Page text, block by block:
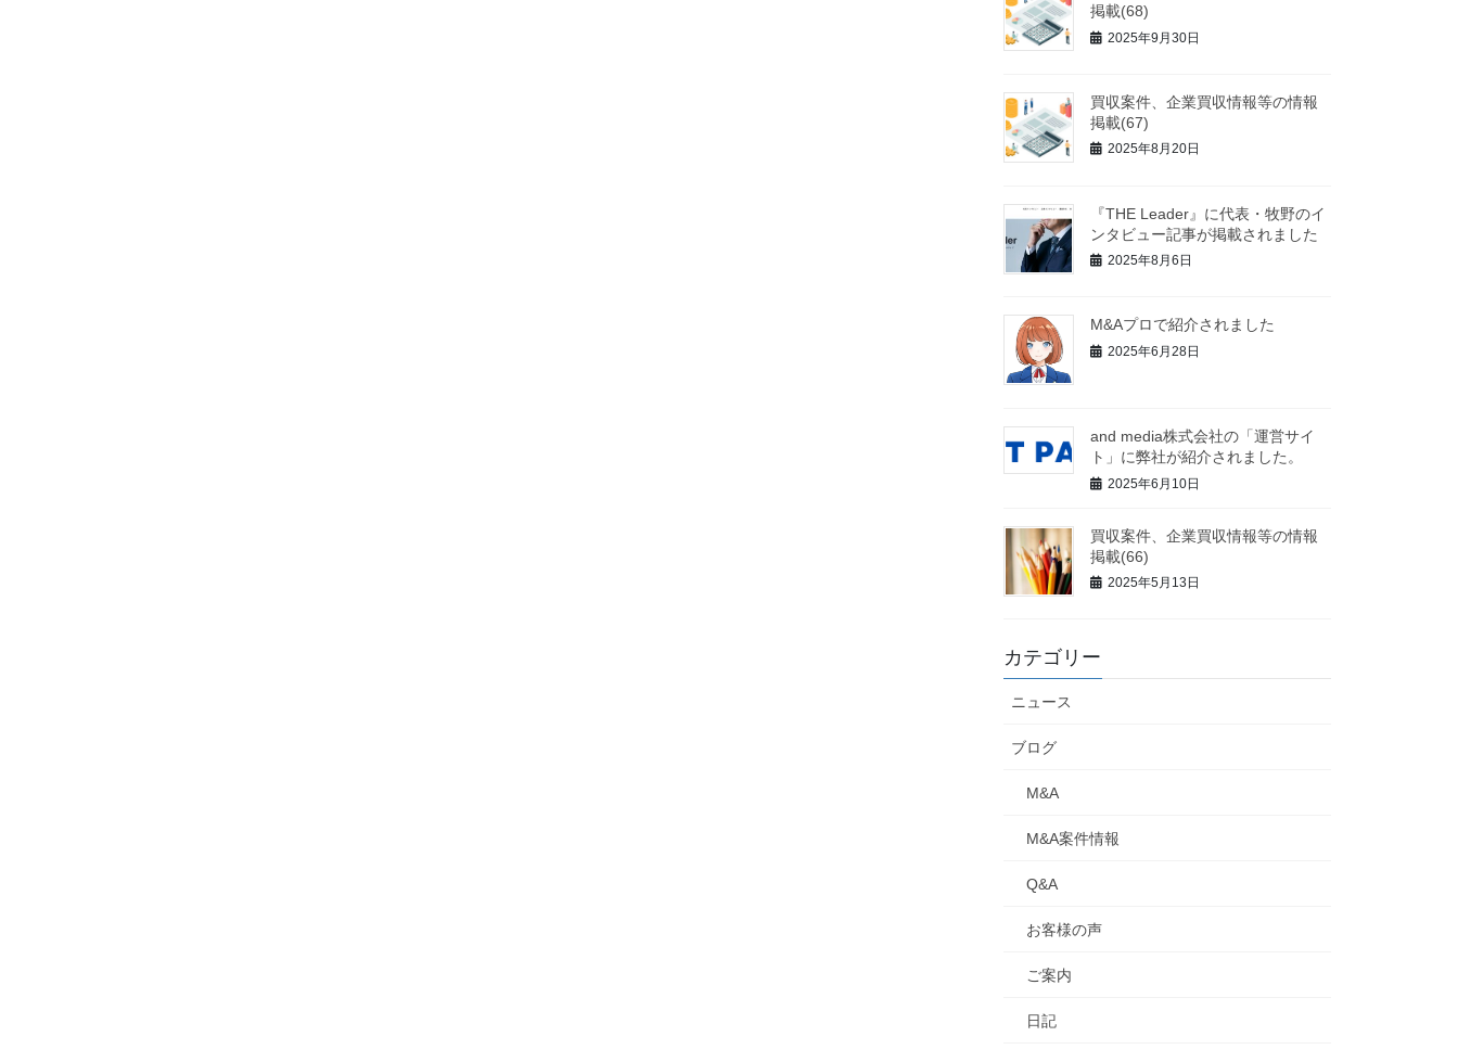
掲載(68)
2025年9月30日
買収案件、企業買収情報等の情報
掲載(67)
2025年8月20日
『THE Leader』に代表・牧野のイ
ンタビュー記事が掲載されました
2025年8月6日
M&Aプロで紹介されました
2025年6月28日
and media株式会社の「運営サイ
ト」に弊社が紹介されました。
2025年6月10日
買収案件、企業買収情報等の情報
掲載(66)
2025年5月13日
カテゴリー
ニュース
ブログ
M&A
M&A案件情報
Q&A
お客様の声
ご案内
日記